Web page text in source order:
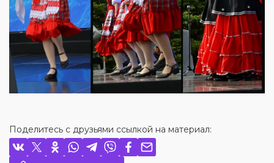
Поделитесь с друзьями ссылкой на материал: